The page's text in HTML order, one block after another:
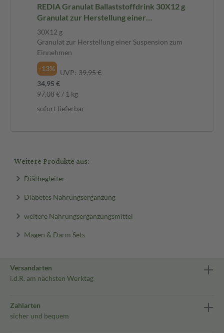
REDIA Granulat Ballaststoffdrink 30X12 g
Granulat zur Herstellung einer
Suspension zum Einnehmen
30X12 g
Granulat zur Herstellung einer Suspension zum
Einnehmen
-13%
UVP: 39,95 €
34,95 €
97,08 € / 1 kg
sofort lieferbar
Weitere Produkte aus:
Diätbegleiter
Diabetes Nahrungsergänzung
weitere Nahrungsergänzungsmittel
Magen & Darm Sets
Versandarten
i.d.R. am nächsten Werktag
Zahlarten
sicher und bequem